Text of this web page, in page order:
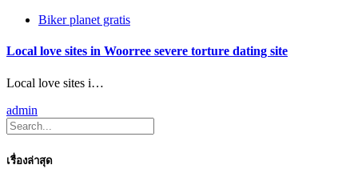
Biker planet gratis
Local love sites in Woorree severe torture dating site
Local love sites i…
admin
เรื่องล่าสุด